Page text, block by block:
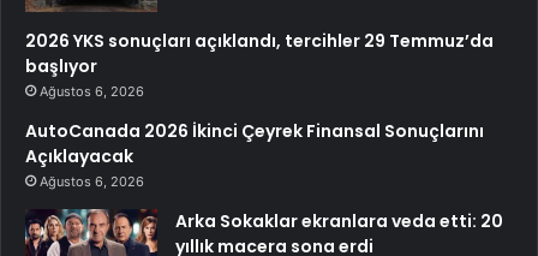
2026 YKS sonuçları açıklandı, tercihler 29 Temmuz’da
başlıyor
Ağustos 6, 2026
AutoCanada 2026 İkinci Çeyrek Finansal Sonuçlarını
Açıklayacak
Ağustos 6, 2026
Arka Sokaklar ekranlara veda etti: 20
yıllık macera sona erdi